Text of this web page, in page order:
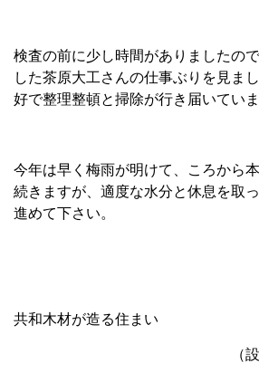
検査の前に少し時間がありましたの
した茶原大工さんの仕事ぶりを見ま
好で整理整頓と掃除が行き届いていま
今年は早く梅雨が明けて、ころから
続きますが、適度な水分と休息を取
進めて下さい。
共和木材が造る住まい
（設計 坂井